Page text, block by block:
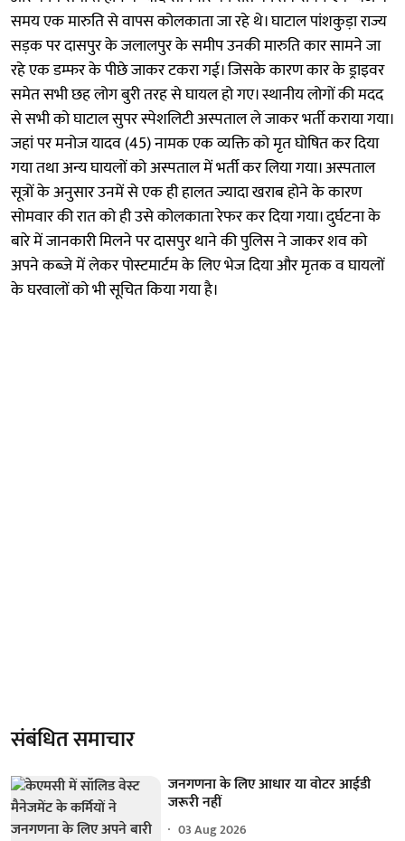
समय एक मारुति से वापस कोलकाता जा रहे थे। घाटाल पांशकुड़ा राज्य
सड़क पर दासपुर के जलालपुर के समीप उनकी मारुति कार सामने जा
रहे एक डम्फर के पीछे जाकर टकरा गई। जिसके कारण कार के ड्राइवर
समेत सभी छह लोग बुरी तरह से घायल हो गए। स्थानीय लोगों की मदद
से सभी को घाटाल सुपर स्पेशलिटी अस्पताल ले जाकर भर्ती कराया गया।
जहां पर मनोज यादव (45) नामक एक व्यक्ति को मृत घोषित कर दिया
गया तथा अन्य घायलों को अस्पताल में भर्ती कर लिया गया। अस्पताल
सूत्रों के अनुसार उनमें से एक ही हालत ज्यादा खराब होने के कारण
सोमवार की रात को ही उसे कोलकाता रेफर कर दिया गया। दुर्घटना के
बारे में जानकारी मिलने पर दासपुर थाने की पुलिस ने जाकर शव को
अपने कब्जे में लेकर पोस्टमार्टम के लिए भेज दिया और मृतक व घायलों
के घरवालों को भी सूचित किया गया है।
संबंधित समाचार
जनगणना के लिए आधार या वोटर आईडी
जरूरी नहीं
03 Aug 2026